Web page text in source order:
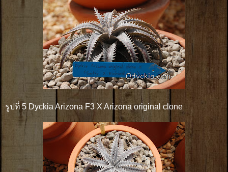
รูปที่ 5 Dyckia Arizona F3 X Arizona original clone